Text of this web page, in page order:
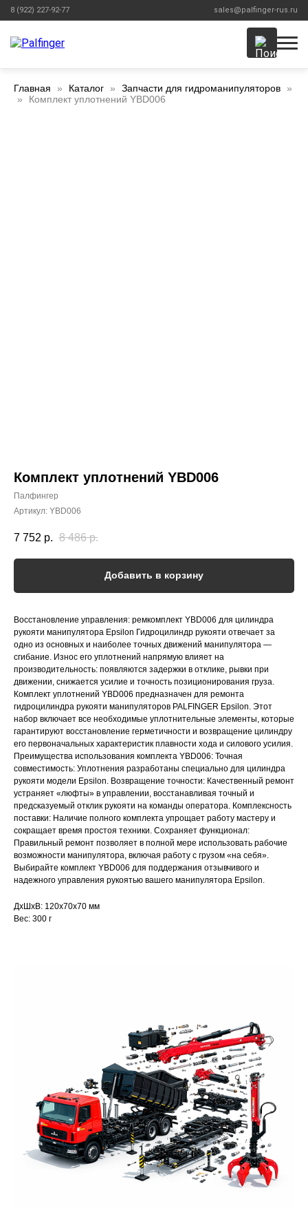
8 (922) 227-92-77 sales@palfinger-rus.ru
Главная Каталог
Запчасти для гидроманипуляторов
Комплект уплотнений YBD006
Комплект уплотнений YBD006
Палфингер
Артикул: YBD006
7 752 р. 8 486 р.
Добавить в корзину
Восстановление управления: ремкомплект YBD006 для цилиндра
рукояти манипулятора Epsilon Гидроцилиндр рукояти отвечает за
одно из основных и наиболее точных движений манипулятора —
сгибание. Износ его уплотнений напрямую влияет на
производительность: появляются задержки в отклике, рывки при
движении, снижается усилие и точность позиционирования груза.
Комплект уплотнений YBD006 предназначен для ремонта
гидроцилиндра рукояти манипуляторов PALFINGER Epsilon. Этот
набор включает все необходимые уплотнительные элементы, которые
гарантируют восстановление герметичности и возвращение цилиндру
его первоначальных характеристик плавности хода и силового усилия.
Преимущества использования комплекта YBD006: Точная
совместимость: Уплотнения разработаны специально для цилиндра
рукояти модели Epsilon. Возвращение точности: Качественный ремонт
устраняет «люфты» в управлении, восстанавливая точный и
предсказуемый отклик рукояти на команды оператора. Комплексность
поставки: Наличие полного комплекта упрощает работу мастеру и
сокращает время простоя техники. Сохраняет функционал:
Правильный ремонт позволяет в полной мере использовать рабочие
возможности манипулятора, включая работу с грузом «на себя».
Выбирайте комплект YBD006 для поддержания отзывчивого и
надежного управления рукоятью вашего манипулятора Epsilon.
ДxШxВ: 120x70x70 мм
Вес: 300 г